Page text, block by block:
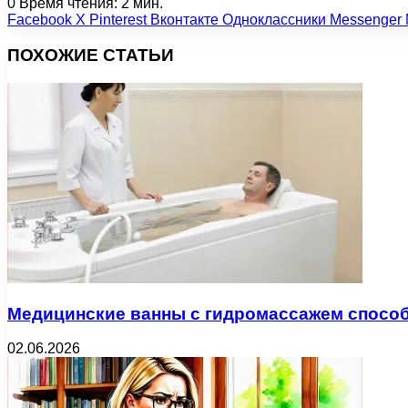
0 Время чтения: 2 мин.
Facebook X Pinterest Вконтакте Одноклассники Messenger
ПОХОЖИЕ СТАТЬИ
Медицинские ванны с гидромассажем
02.06.2026